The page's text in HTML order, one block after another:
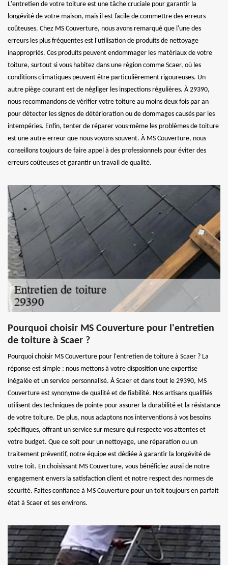
L'entretien de votre toiture est une tâche cruciale pour garantir la
longévité de votre maison, mais il est facile de commettre des erreurs
coûteuses. Chez MS Couverture, nous avons remarqué que l'une des
erreurs les plus fréquentes est l'utilisation de produits de nettoyage
inappropriés. Ces produits peuvent endommager les matériaux de votre
toiture, surtout si vous habitez dans une région comme Scaer, où les
conditions climatiques peuvent être particulièrement rigoureuses. Un
autre piège courant est de négliger les inspections régulières. À 29390,
nous recommandons de vérifier votre toiture au moins deux fois par an
pour détecter les signes de détérioration ou de dommages causés par les
intempéries. Enfin, tenter de réparer vous-même les problèmes de toiture
est une autre erreur que nous voyons souvent. À MS Couverture, nous
conseillons toujours de faire appel à des professionnels pour éviter des
erreurs coûteuses et garantir un travail de qualité.
Pourquoi choisir MS Couverture pour l'entretien
de toiture à Scaer ?
Pourquoi choisir MS Couverture pour l'entretien de toiture à Scaer ? La
réponse est simple : nous mettons à votre disposition une expertise
inégalée et un service personnalisé. À Scaer et dans tout le 29390, MS
Couverture est synonyme de qualité et de fiabilité. Nos artisans qualifiés
utilisent des techniques de pointe pour assurer la durabilité et la résistance
de votre toiture. De plus, nous adaptons nos interventions à vos besoins
spécifiques, offrant un service sur mesure qui respecte vos attentes et
votre budget. Que ce soit pour un nettoyage, une réparation ou un
traitement préventif, notre équipe est dédiée à garantir la longévité de
votre toit. En choisissant MS Couverture, vous bénéficiez aussi de notre
engagement envers la satisfaction client et notre respect des normes de
sécurité. Faites confiance à MS Couverture pour un toit toujours en parfait
état à Scaer et ses environs.